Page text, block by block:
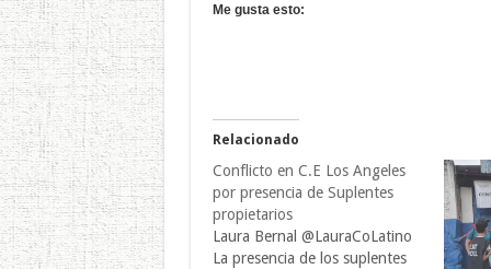
Me gusta esto:
Relacionado
Conflicto en C.E Los Angeles
por presencia de Suplentes
propietarios
Laura Bernal @LauraCoLatino
La presencia de los suplentes